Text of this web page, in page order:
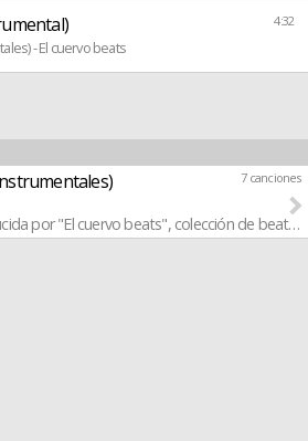
4:32
- El cuervo beats
7 canciones
por "El cuervo beats", colección de beats